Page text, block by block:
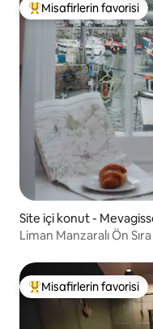
Misafirlerin
Misafirlerin favorisi
Site içi konut -
Liman Manzaralı Ön
Misafirlerin
Misafirlerin favorisi